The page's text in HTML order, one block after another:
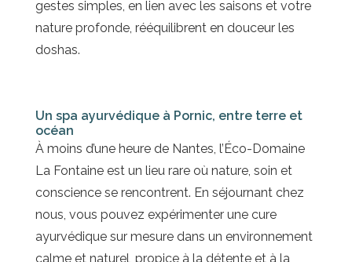
gestes simples, en lien avec les saisons et votre
nature profonde, rééquilibrent en douceur les
doshas.
Un spa ayurvédique à Pornic, entre terre et
océan
À moins d’une heure de Nantes, l’Éco-Domaine
La Fontaine est un lieu rare où nature, soin et
conscience se rencontrent. En séjournant chez
nous, vous pouvez expérimenter une cure
ayurvédique sur mesure dans un environnement
calme et naturel, propice à la détente et à la